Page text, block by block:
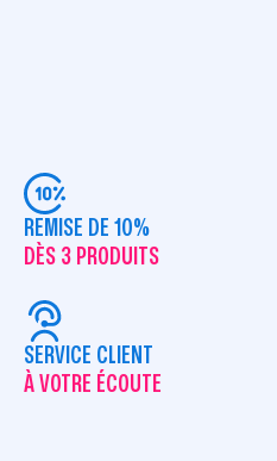
REMISE DE 10%
DÈS 3 PRODUITS
SERVICE CLIENT
À VOTRE ÉCOUTE